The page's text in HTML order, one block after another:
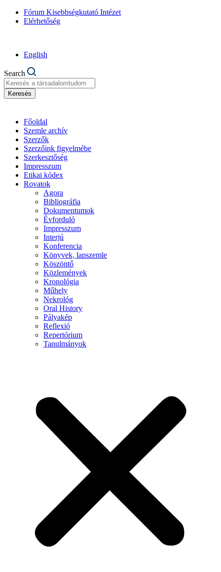
Fórum Kisebbségkutató Intézet
Elérhetőség
English
Search
Keresés
Főoldal
Szemle archív
Szerzők
Szerzőink figyelmébe
Szerkesztőség
Impresszum
Etikai kódex
Rovatok
Agora
Bibliográfia
Dokumentumok
Évforduló
Impresszum
Interjú
Konferencia
Könyvek, lapszemle
Köszöntő
Közlemények
Kronológia
Műhely
Nekrológ
Oral History
Pályakép
Reflexió
Repertórium
Tanulmányok